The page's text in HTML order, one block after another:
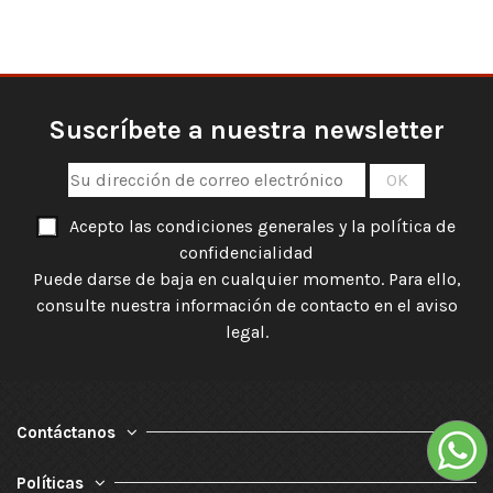
Suscríbete a nuestra newsletter
Acepto las condiciones generales y la política de
confidencialidad
Puede darse de baja en cualquier momento. Para ello,
consulte nuestra información de contacto en el aviso
legal.
Contáctanos
Políticas